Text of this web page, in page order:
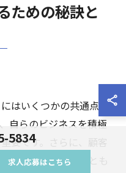
ための秘訣と
はいくつかの共通点が
自らのビジネスを積極
要です。さらに、顧客
対応を心がけることも
5834
求人応募はこちら